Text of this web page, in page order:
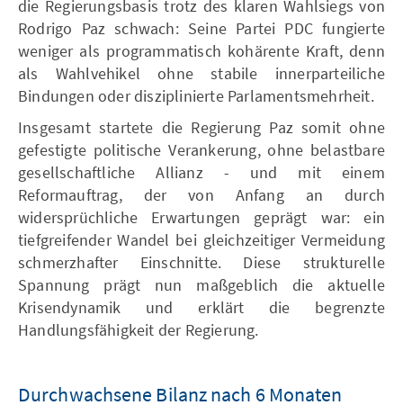
die Regierungsbasis trotz des klaren Wahlsiegs von
Rodrigo Paz schwach: Seine Partei PDC fungierte
weniger als programmatisch kohärente Kraft, denn
als Wahlvehikel ohne stabile innerparteiliche
Bindungen oder disziplinierte Parlamentsmehrheit.
Insgesamt startete die Regierung Paz somit ohne
gefestigte politische Verankerung, ohne belastbare
gesellschaftliche Allianz - und mit einem
Reformauftrag, der von Anfang an durch
widersprüchliche Erwartungen geprägt war: ein
tiefgreifender Wandel bei gleichzeitiger Vermeidung
schmerzhafter Einschnitte. Diese strukturelle
Spannung prägt nun maßgeblich die aktuelle
Krisendynamik und erklärt die begrenzte
Handlungsfähigkeit der Regierung.
Durchwachsene Bilanz nach 6 Monaten